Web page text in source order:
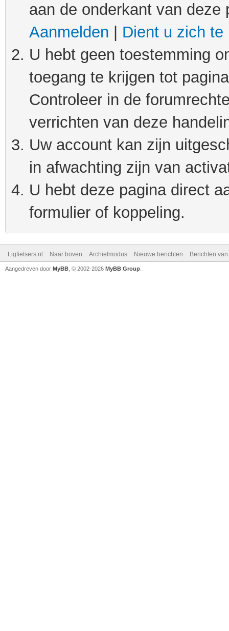
aan de onderkant van
Aanmelden
Dient u zich te
U hebt geen toestemming
toegang te krijgen tot
Controleer in de
verrichten van deze
Uw account kan zijn
in afwachting zijn van
U hebt deze pagina direct
formulier of koppeling.
Ligfietsers.nl Naar boven Archiefmodus Nieuwe berichten Berichten
Aangedreven door MyBB , © 2002-2026 MyBB Group